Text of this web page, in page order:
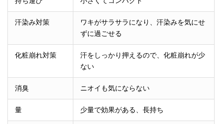
汗染み対策
ワキがサラサラになり、汗染みを気にせ
ずに過ごせる
化粧崩れ対策
汗をしっかり押えるので、化粧崩れが少
ない
消臭 ニオイも気にならない
量 少量で効果がある、長持ち